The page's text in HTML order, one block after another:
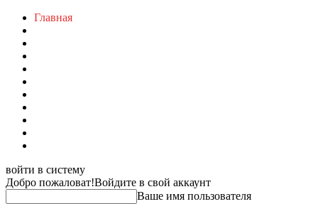
Главная
войти в систему
Добро пожаловат!Войдите в свой аккаунт
Ваше имя пользователя